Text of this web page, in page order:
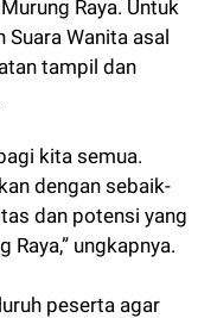
Raya. Untuk
Suara Wanita asal
tampil dan
kita semua.
dengan sebaik-
dan potensi yang
ungkapnya.
peserta agar